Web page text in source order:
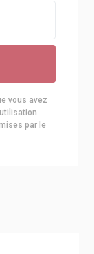
vous avez
par le